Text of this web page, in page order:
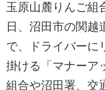
玉原山麓りんご組
日、沼田市の関越
で、ドライバーに
掛ける「マナーア
組合や沼田署、交